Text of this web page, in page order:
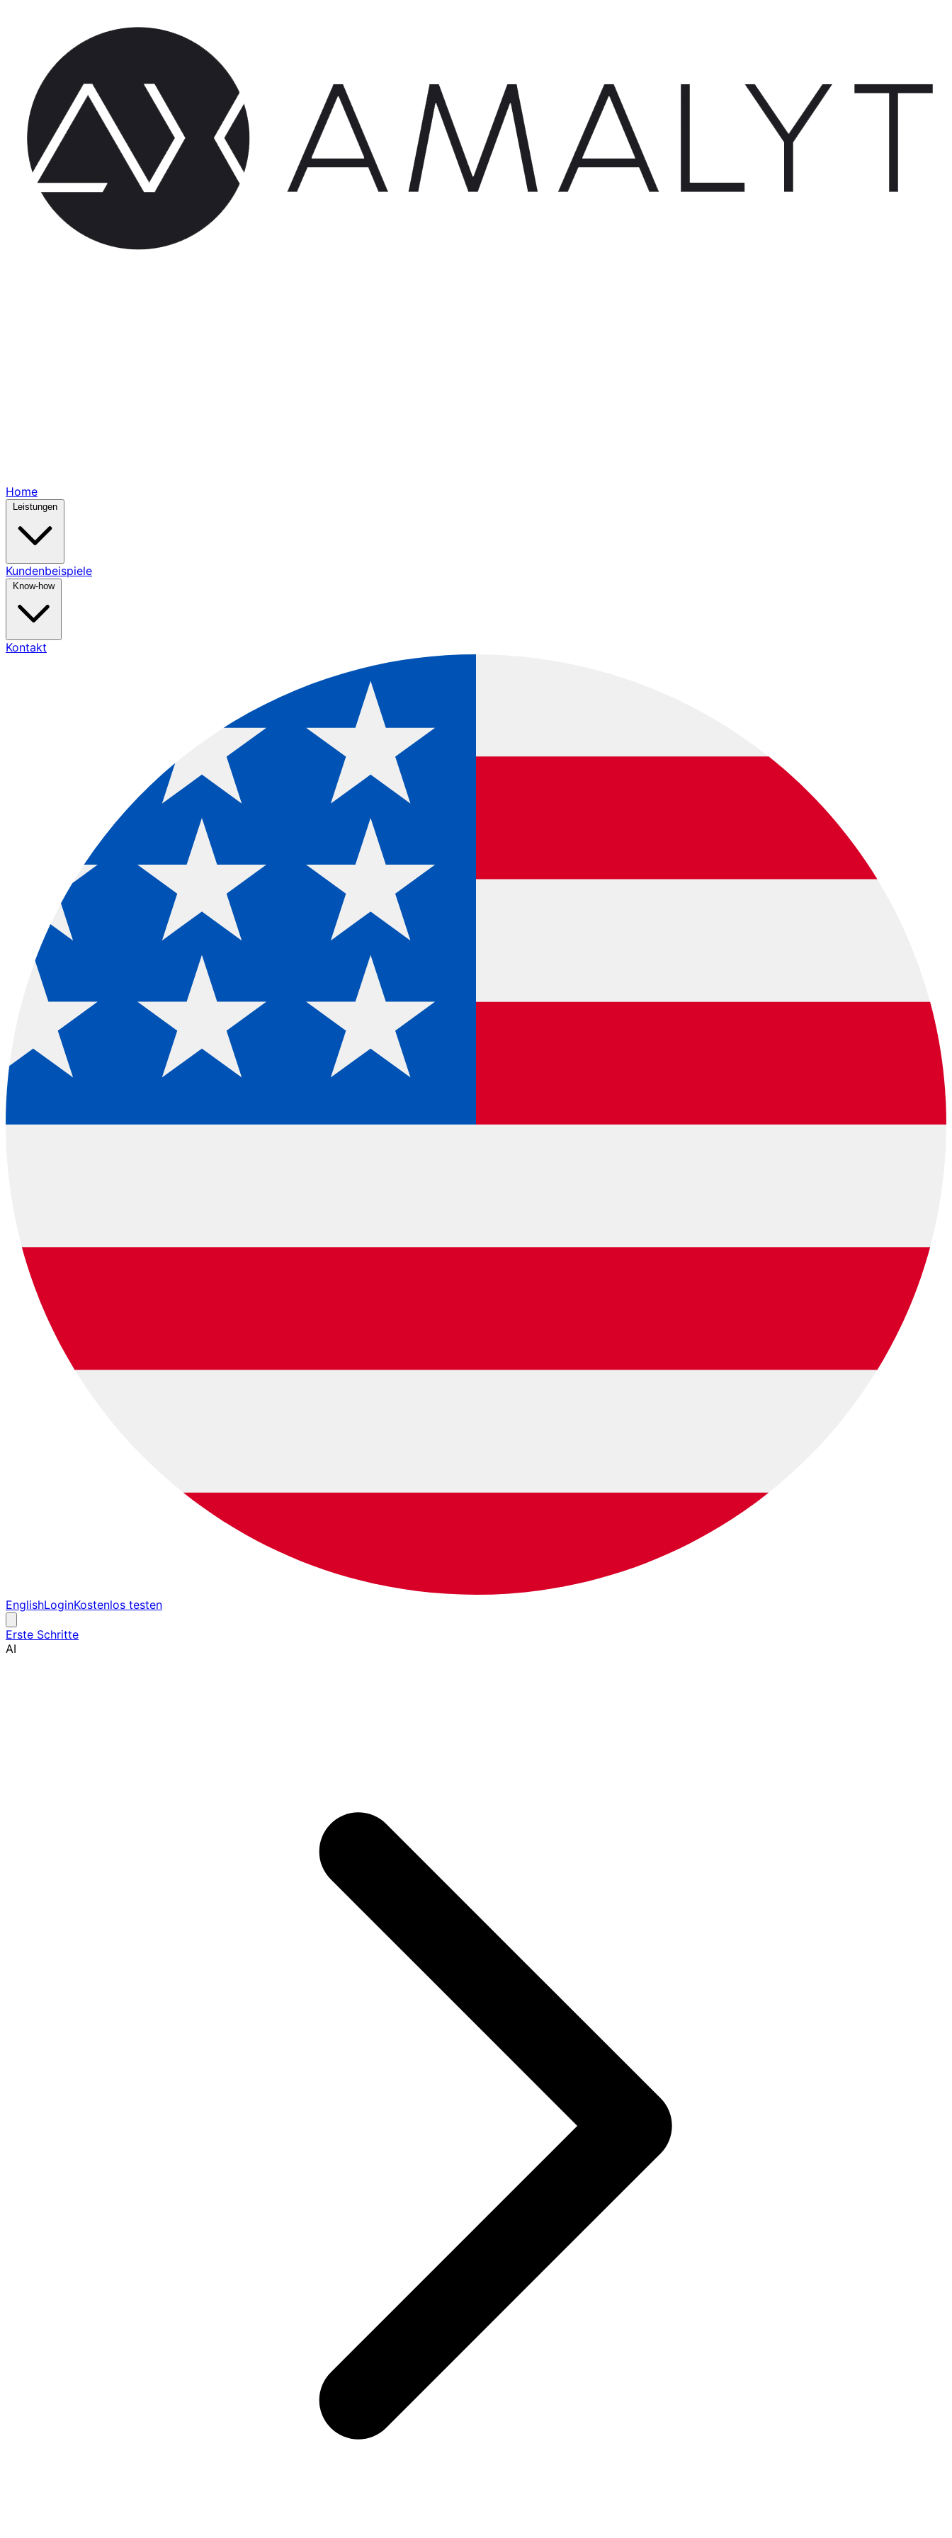
Home
Kundenbeispiele
Know-how
Kontakt
EnglishLoginKostenlos testen
Erste Schritte
AI